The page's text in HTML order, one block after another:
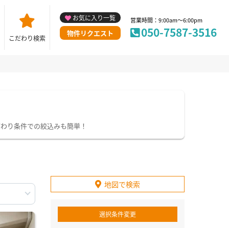
こだわり検索
お気に入り一覧
物件リクエスト
営業時間：9:00am～6:00pm
050-7587-3516
り条件での絞込みも簡単！
地図で検索
選択条件変更